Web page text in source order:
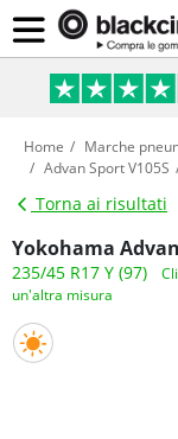
Home Marche
Advan Sport V105S
Torna ai risultati
Yokohama
235/45 R17 Y (97)
un'altra misura